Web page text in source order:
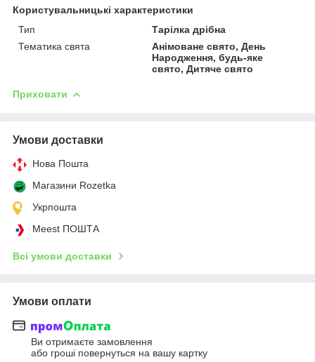
Користувальницькі характеристики
Тип
Тарілка дрібна
Тематика свята
Анімоване свято, День
Народження, будь-яке
свято, Дитяче свято
Приховати
Умови доставки
Нова Пошта
Магазини Rozetka
Укрпошта
Meest ПОШТА
Всі умови доставки
Умови оплати
Ви отримаєте замовлення
або гроші повернуться на вашу картку